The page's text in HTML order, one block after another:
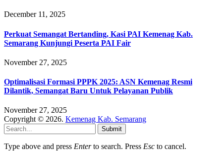
December 11, 2025
Perkuat Semangat Bertanding, Kasi PAI Kemenag Kab.
Semarang Kunjungi Peserta PAI Fair
November 27, 2025
Optimalisasi Formasi PPPK 2025: ASN Kemenag Resmi
Dilantik, Semangat Baru Untuk Pelayanan Publik
November 27, 2025
Copyright © 2026. Kemenag Kab. Semarang
Submit
Type above and press Enterto search. Press Esc to cancel.